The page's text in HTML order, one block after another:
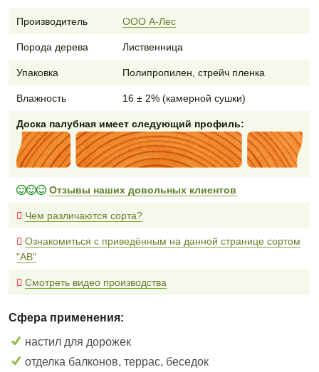
Производитель ООО А-Лес
Порода дерева Лиственница
Упаковка Полипропилен, стрейч пленка
Влажность 16 ± 2% (камерной сушки)
Доска палубная имеет следующий профиль:
Отзывы наших довольных клиентов
Чем различаются сорта?
Ознакомиться с приведённым на данной странице сортом
"AB"
Смотреть видео производства
Сфера применения:
настил для дорожек
отделка балконов, террас, беседок